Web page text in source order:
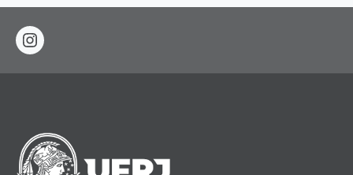
instagram